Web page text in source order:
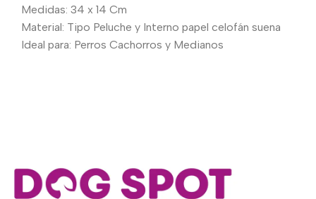
Medidas: 34 x 14 Cm
Material: Tipo Peluche y Interno papel celofán suena
Ideal para: Perros Cachorros y Medianos